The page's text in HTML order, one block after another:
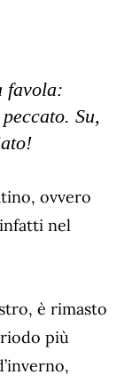
favola:
Su,
ovvero
infatti nel
è rimasto
più